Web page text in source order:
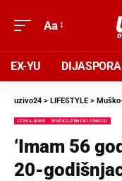
Aa
EX-YU DIJASPORA
uzivo24 > LIFESTYLE >
IZDVAJAMO MUŠKO-ŽENSKI ODNOSI
‘Imam 56
20-